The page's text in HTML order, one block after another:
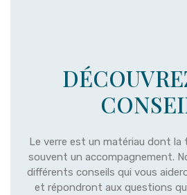
Le verre est un matériau dont
souvent un accompagnement.
différents conseils qui vous
et répondront aux questions